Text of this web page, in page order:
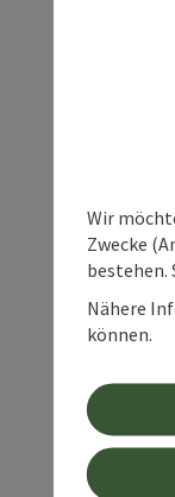
Wir
Zwecke
bestehen.
Nähere
können.